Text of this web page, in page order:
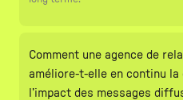
Comment une agence de
améliore-t-elle en continu
l’impact des messages